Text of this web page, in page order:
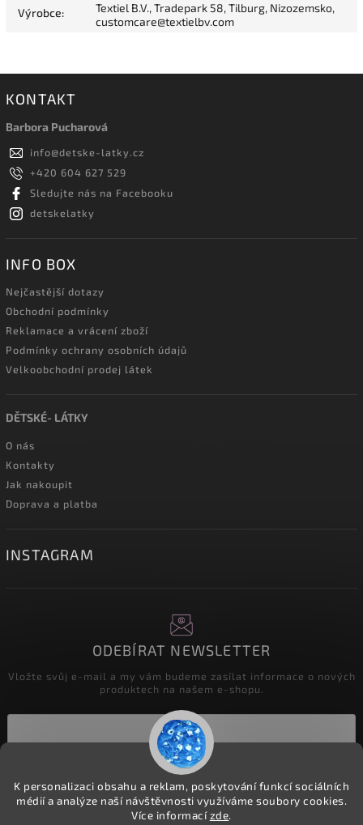
K personalizaci obsahu a reklam, poskytování funkcí sociálních
médií a analýze naší návštěvnosti využíváme soubory cookies.
Více informacízde.
Výrobce:
Textiel B.V., Tradepark 58, Tilburg, Nizozemsko,
customcare@textielbv.com
KONTAKT
Barbora Pucharová
info@detske-latky.cz
+420 604 627 529
Sledujte nás na Facebooku
detskelatky
INFO BOX
Nejčastější dotazy
Obchodní podmínky
Reklamace a vrácení zboží
Podmínky ochrany osobních údajů
Velkoobchodní prodej látek
DĚTSKÉ- LÁTKY
O nás
Kontakty
Jak nakoupit
Doprava a platba
INSTAGRAM
ODEBÍRAT NEWSLETTER
Vložte svůj e-mail a my vám budeme zasílat informace o nových
produktech na našem e-shopu.
Přihlásit se